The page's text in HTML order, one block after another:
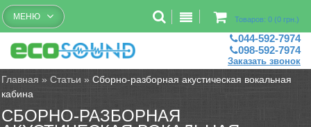
Бесплатный рассчет помещений
Товаров: 0 (0 грн.)
МЕНЮ
044-592-7974
098-592-7974
Заказать звонок
Главная »Статьи »Сборно-разборная акустическая вокальная
кабина
СБОРНО-РАЗБОРНАЯ